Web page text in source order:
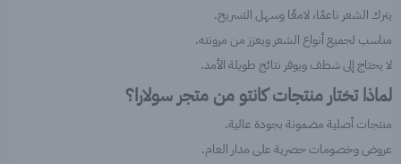
يترك الشعر ناعمًا، لامعًا وسهل التسريح.
مناسب لجميع أنواع الشعر ويعزز من مرونته.
لا يحتاج إلى شطف ويوفر نتائج طويلة الأمد.
لماذا تختار منتجات كانتو من متجر سولارا؟
منتجات أصلية مضمونة بجودة عالية.
عروض وخصومات حصرية على مدار العام.